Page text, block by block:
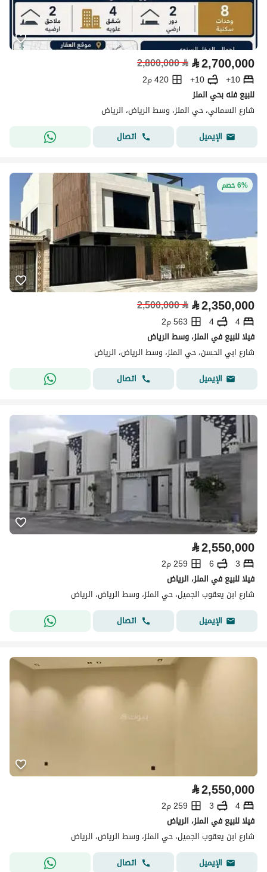
⃁2,700,000
⃁
2,800,000
10+
10+
420 م2
للبيع فله بحي الملز
شارع السماني، حي الملز، وسط الرياض، الرياض
الإيميل
اتصال
6% خصم
⃁2,350,000
⃁
2,500,000
4
4
563 م2
فيلا للبيع في الملز، وسط الرياض
شارع ابي الحسن، حي الملز، وسط الرياض، الرياض
الإيميل
اتصال
⃁2,550,000
3
6
259 م2
فيلا للبيع في الملز، الرياض
شارع ابن يعقوب الجميل، حي الملز، وسط الرياض، الرياض
الإيميل
اتصال
⃁2,550,000
4
3
259 م2
فيلا للبيع في الملز، الرياض
شارع ابن يعقوب الجميل، حي الملز، وسط الرياض، الرياض
الإيميل
اتصال